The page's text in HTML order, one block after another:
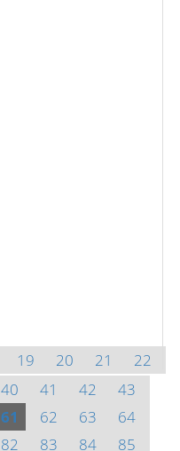
19 20 21
22
40 41 42
43
61 62 63
64
82 83 84
85